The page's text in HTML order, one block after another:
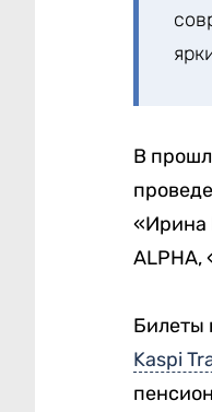
В
«Ирина
ALPHA,
Билеты
Kaspi